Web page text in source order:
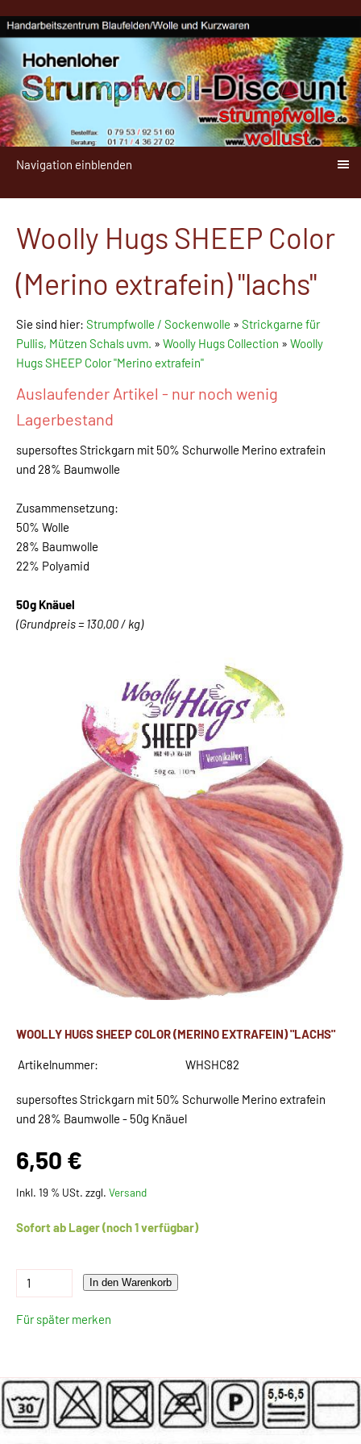
Navigation einblenden
Woolly Hugs SHEEP Color
(Merino extrafein) "lachs"
Sie sind hier: Strumpfwolle / Sockenwolle » Strickgarne für
Pullis, Mützen Schals uvm. » Woolly Hugs Collection » Woolly
Hugs SHEEP Color "Merino extrafein"
Auslaufender Artikel - nur noch wenig
Lagerbestand
supersoftes Strickgarn mit 50% Schurwolle Merino extrafein
und 28% Baumwolle
Zusammensetzung:
50% Wolle
28% Baumwolle
22% Polyamid
50g Knäuel
(Grundpreis = 130,00 / kg)
WOOLLY HUGS SHEEP COLOR (MERINO EXTRAFEIN) "LACHS"
Artikelnummer: WHSHC82
supersoftes Strickgarn mit 50% Schurwolle Merino extrafein
und 28% Baumwolle - 50g Knäuel
6,50 €
Inkl. 19 % USt. zzgl. Versand
Sofort ab Lager (noch 1 verfügbar)
In den Warenkorb
Für später merken